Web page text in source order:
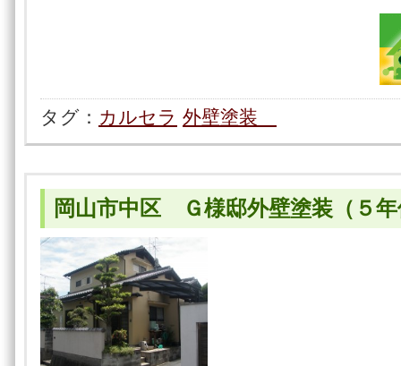
タグ： カルセラ 外壁塗装
岡山市中区 Ｇ様邸外壁塗装（５